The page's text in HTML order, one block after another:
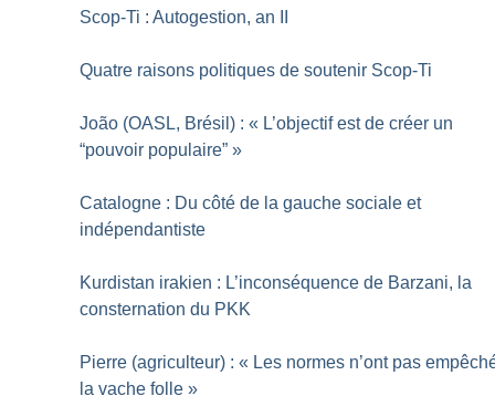
Scop-Ti : Autogestion, an II
Quatre raisons politiques de soutenir Scop-Ti
João (OASL, Brésil) : « L’objectif est de créer un
“pouvoir populaire” »
Catalogne : Du côté de la gauche sociale et
indépendantiste
Kurdistan irakien : L’inconséquence de Barzani, la
consternation du PKK
Pierre (agriculteur) : « Les normes n’ont pas
la vache folle »